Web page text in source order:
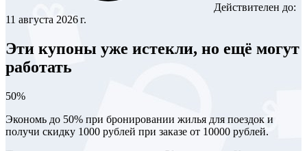
Действителен до:
11 августа 2026 г.
Эти купоны уже истекли, но ещё могут
работать
50%
Экономь до 50% при бронировании жилья для поездок и
получи скидку 1000 рублей при заказе от 10000 рублей.